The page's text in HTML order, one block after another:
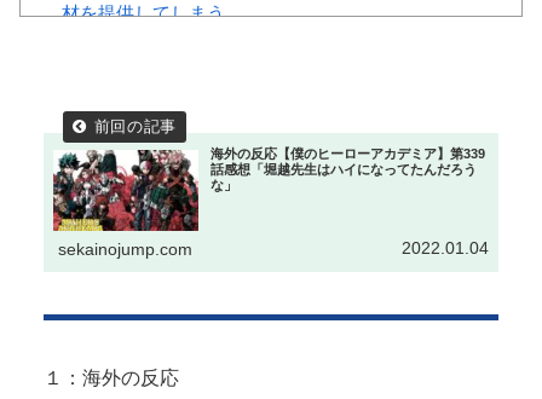
材を提供してしまう
長身美ボディの保育士さんが女性用風俗を勢いで初
利用…子供に絶対見せられないメスの...
井上晴美、乳首ヘア○ードや濡れ場お○ぱいがエ□過ぎ
る！人生最後のラスト写真集、最...
Powered by livedoor 相互RSS
海外の反応【僕のヒーローアカデミア】第339
話感想「堀越先生はハイになってたんだろう
な」
sekainojump.com 2022.01.04
１：海外の反応